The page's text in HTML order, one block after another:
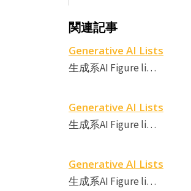
関連記事
Generative AI Lists
生成系AI Figure li…
Generative AI Lists
生成系AI Figure li…
Generative AI Lists
生成系AI Figure li…